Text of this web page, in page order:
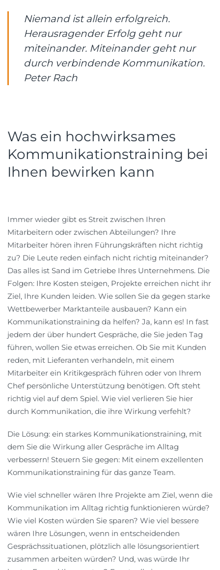
Niemand ist allein erfolgreich.
Herausragender Erfolg geht nur
miteinander. Miteinander geht nur
durch verbindende Kommunikation.
Peter Rach
Was ein hochwirksames
Kommunikationstraining bei
Ihnen bewirken kann
Immer wieder gibt es Streit zwischen Ihren
Mitarbeitern oder zwischen Abteilungen? Ihre
Mitarbeiter hören ihren Führungskräften nicht richtig
zu? Die Leute reden einfach nicht richtig miteinander?
Das alles ist Sand im Getriebe Ihres Unternehmens. Die
Folgen: Ihre Kosten steigen, Projekte erreichen nicht ihr
Ziel, Ihre Kunden leiden. Wie sollen Sie da gegen starke
Wettbewerber Marktanteile ausbauen? Kann ein
Kommunikationstraining da helfen? Ja, kann es! In fast
jedem der über hundert Gespräche, die Sie jeden Tag
führen, wollen Sie etwas erreichen. Ob Sie mit Kunden
reden, mit Lieferanten verhandeln, mit einem
Mitarbeiter ein Kritikgespräch führen oder von Ihrem
Chef persönliche Unterstützung benötigen. Oft steht
richtig viel auf dem Spiel. Wie viel verlieren Sie hier
durch Kommunikation, die ihre Wirkung verfehlt?
Die Lösung: ein starkes Kommunikationstraining, mit
dem Sie die Wirkung aller Gespräche im Alltag
verbessern! Steuern Sie gegen: Mit einem exzellenten
Kommunikationstraining für das ganze Team.
Wie viel schneller wären Ihre Projekte am Ziel, wenn die
Kommunikation im Alltag richtig funktionieren würde?
Wie viel Kosten würden Sie sparen? Wie viel bessere
wären Ihre Lösungen, wenn in entscheidenden
Gesprächssituationen, plötzlich alle lösungsorientiert
zusammen arbeiten würden? Und, was würde Ihr